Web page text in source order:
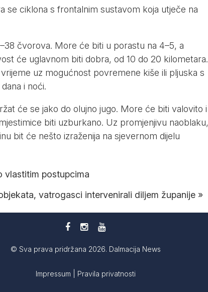
se ciklona s frontalnim sustavom koja utječe na
čvorova. More će biti u porastu na 4–5, a
će uglavnom biti dobra, od 10 do 20 kilometara.
uz mogućnost povremene kiše ili pljuska s
i noći.
će se jako do olujno jugo. More će biti valovito i
biti uzburkano. Uz promjenjivu naoblaku,
bit će nešto izraženija na sjevernom dijelu
vlastitim postupcima
vatrogasci intervenirali diljem županije »
© Sva prava pridržana 2026. Dalmacija News
Impressum Pravila privatnosti